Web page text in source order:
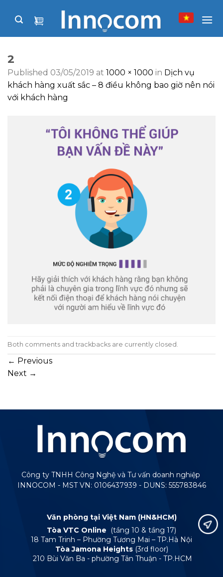
2
Published 03/05/2019 at 1000 × 1000 in Dịch vụ
khách hàng xuất sắc – 8 điều không bao giờ nên nói
với khách hàng
Both comments and trackbacks are currently closed.
← Previous
Next →
Công ty TNHH Công Nghệ và Tư vấn doanh nghiệp
INNOCOM - MST VN: 0106437939 - DUNS: 555783846
Văn phòng tại Việt Nam (HN&HCM)
Tòa VTC Online
(tầng 10 & tầng 17)
18 Tam Trinh – Phường Tương Mai – TP.Hà Nội
Tòa Jamona Heights (3rd floor)
210 Bùi Văn Ba - phường Tân Thuận - TP.HCM